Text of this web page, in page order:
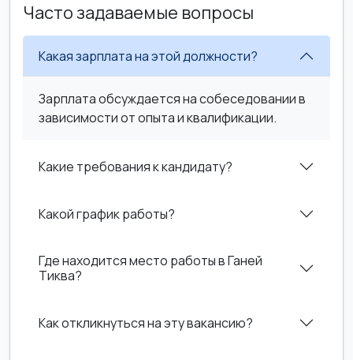
Часто задаваемые вопросы
Какая зарплата на этой должности?
Зарплата обсуждается на собеседовании в
зависимости от опыта и квалификации.
Какие требования к кандидату?
Какой график работы?
Где находится место работы в Ганей
Тиква?
Как откликнуться на эту вакансию?